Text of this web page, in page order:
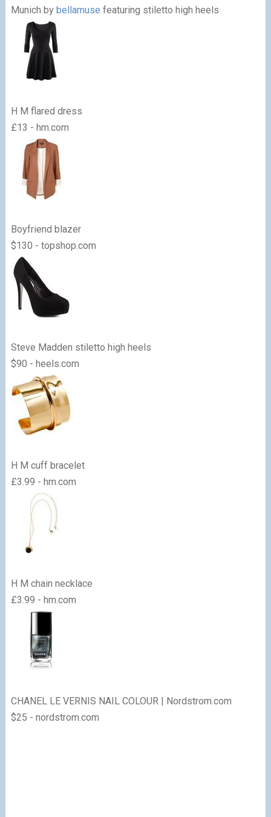
Munich by bellamuse featuring stiletto high heels
H M flared dress
£13 - hm.com
Boyfriend blazer
$130 - topshop.com
Steve Madden stiletto high heels
$90 - heels.com
H M cuff bracelet
£3.99 - hm.com
H M chain necklace
£3.99 - hm.com
CHANEL LE VERNIS NAIL COLOUR | Nordstrom.com
$25 - nordstrom.com